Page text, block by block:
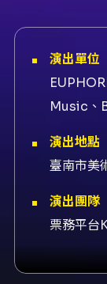
演出單位
Music、
演出地點
臺南市美
演出團隊
票務平台